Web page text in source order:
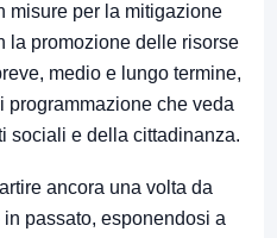
misure per la mitigazione
la promozione delle risorse
medio e lungo termine,
programmazione che veda
sociali e della cittadinanza.
ancora una volta da
passato, esponendosi a